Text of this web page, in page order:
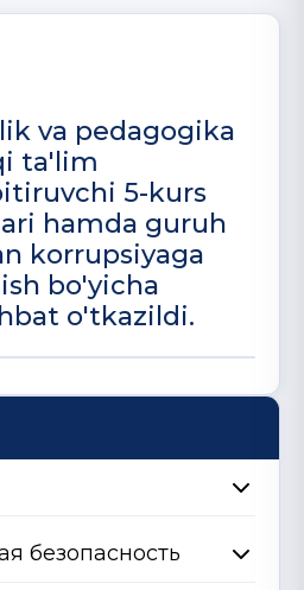
va pedagogika
ta'lim
5-kurs
hamda guruh
korrupsiyaga
bo'yicha
o'tkazildi.
безопасность